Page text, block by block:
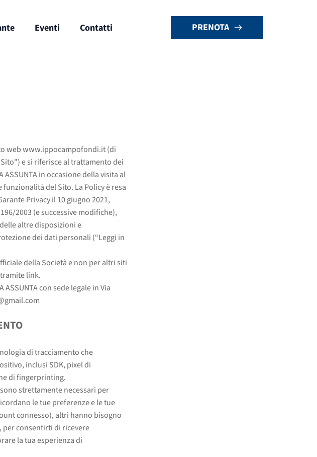
Eventi Contatti PRENOTA
web www.ippocampofondi.it (di
e si riferisce al trattamento dei
ASSUNTA in occasione della visita al
del Sito. La Policy è resa
Privacy il 10 giugno 2021,
2003 (e successive modifiche),
altre disposizioni e
dei dati personali (“Leggi in
della Società e non per altri siti
link.
ASSUNTA con sede legale in Via
di tracciamento che
inclusi SDK, pixel di
di fingerprinting.
strettamente necessari per
le tue preferenze e le tue
connesso), altri hanno bisogno
per consentirti di ricevere
la tua esperienza di